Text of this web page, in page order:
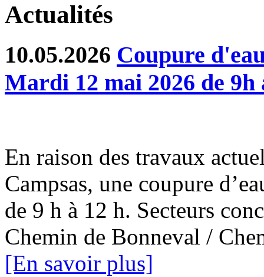
Actualités
10.05.2026 Coupure
Mardi 12 mai 2026 de 9h
En raison des travaux
Campsas, une coupure
de 9 h à 12 h. Secteurs
Chemin de Bonneval /
[En savoir plus]